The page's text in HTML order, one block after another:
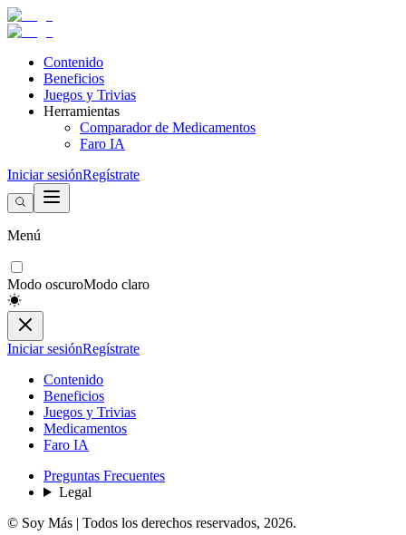
Contenido
Beneficios
Juegos y Trivias
Herramientas
Comparador de Medicamentos
Faro IA
Iniciar sesiónRegístrate
Menú
Modo oscuroModo claro
Iniciar sesiónRegístrate
Contenido
Beneficios
Juegos y Trivias
Medicamentos
Faro IA
Preguntas Frecuentes
Legal
© Soy Más | Todos los derechos reservados, 2026.